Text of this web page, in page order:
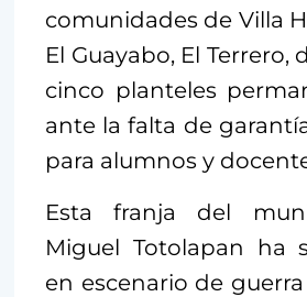
comunidades de Villa
El Guayabo, El
cinco planteles
ante la falta de
para alumnos y
Esta franja del
Miguel Totolapan ha
en escenario de